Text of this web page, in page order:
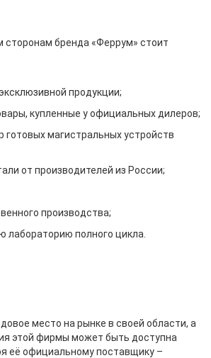
сторонам бренда «Феррум» стоит
продукции;
купленные у официальных дилеров;
готовых магистральных устройств
от производителей из России;
производства;
лабораторию полного цикла.
место на рынке в своей области, а
этой фирмы может быть доступна
её официальному поставщику –